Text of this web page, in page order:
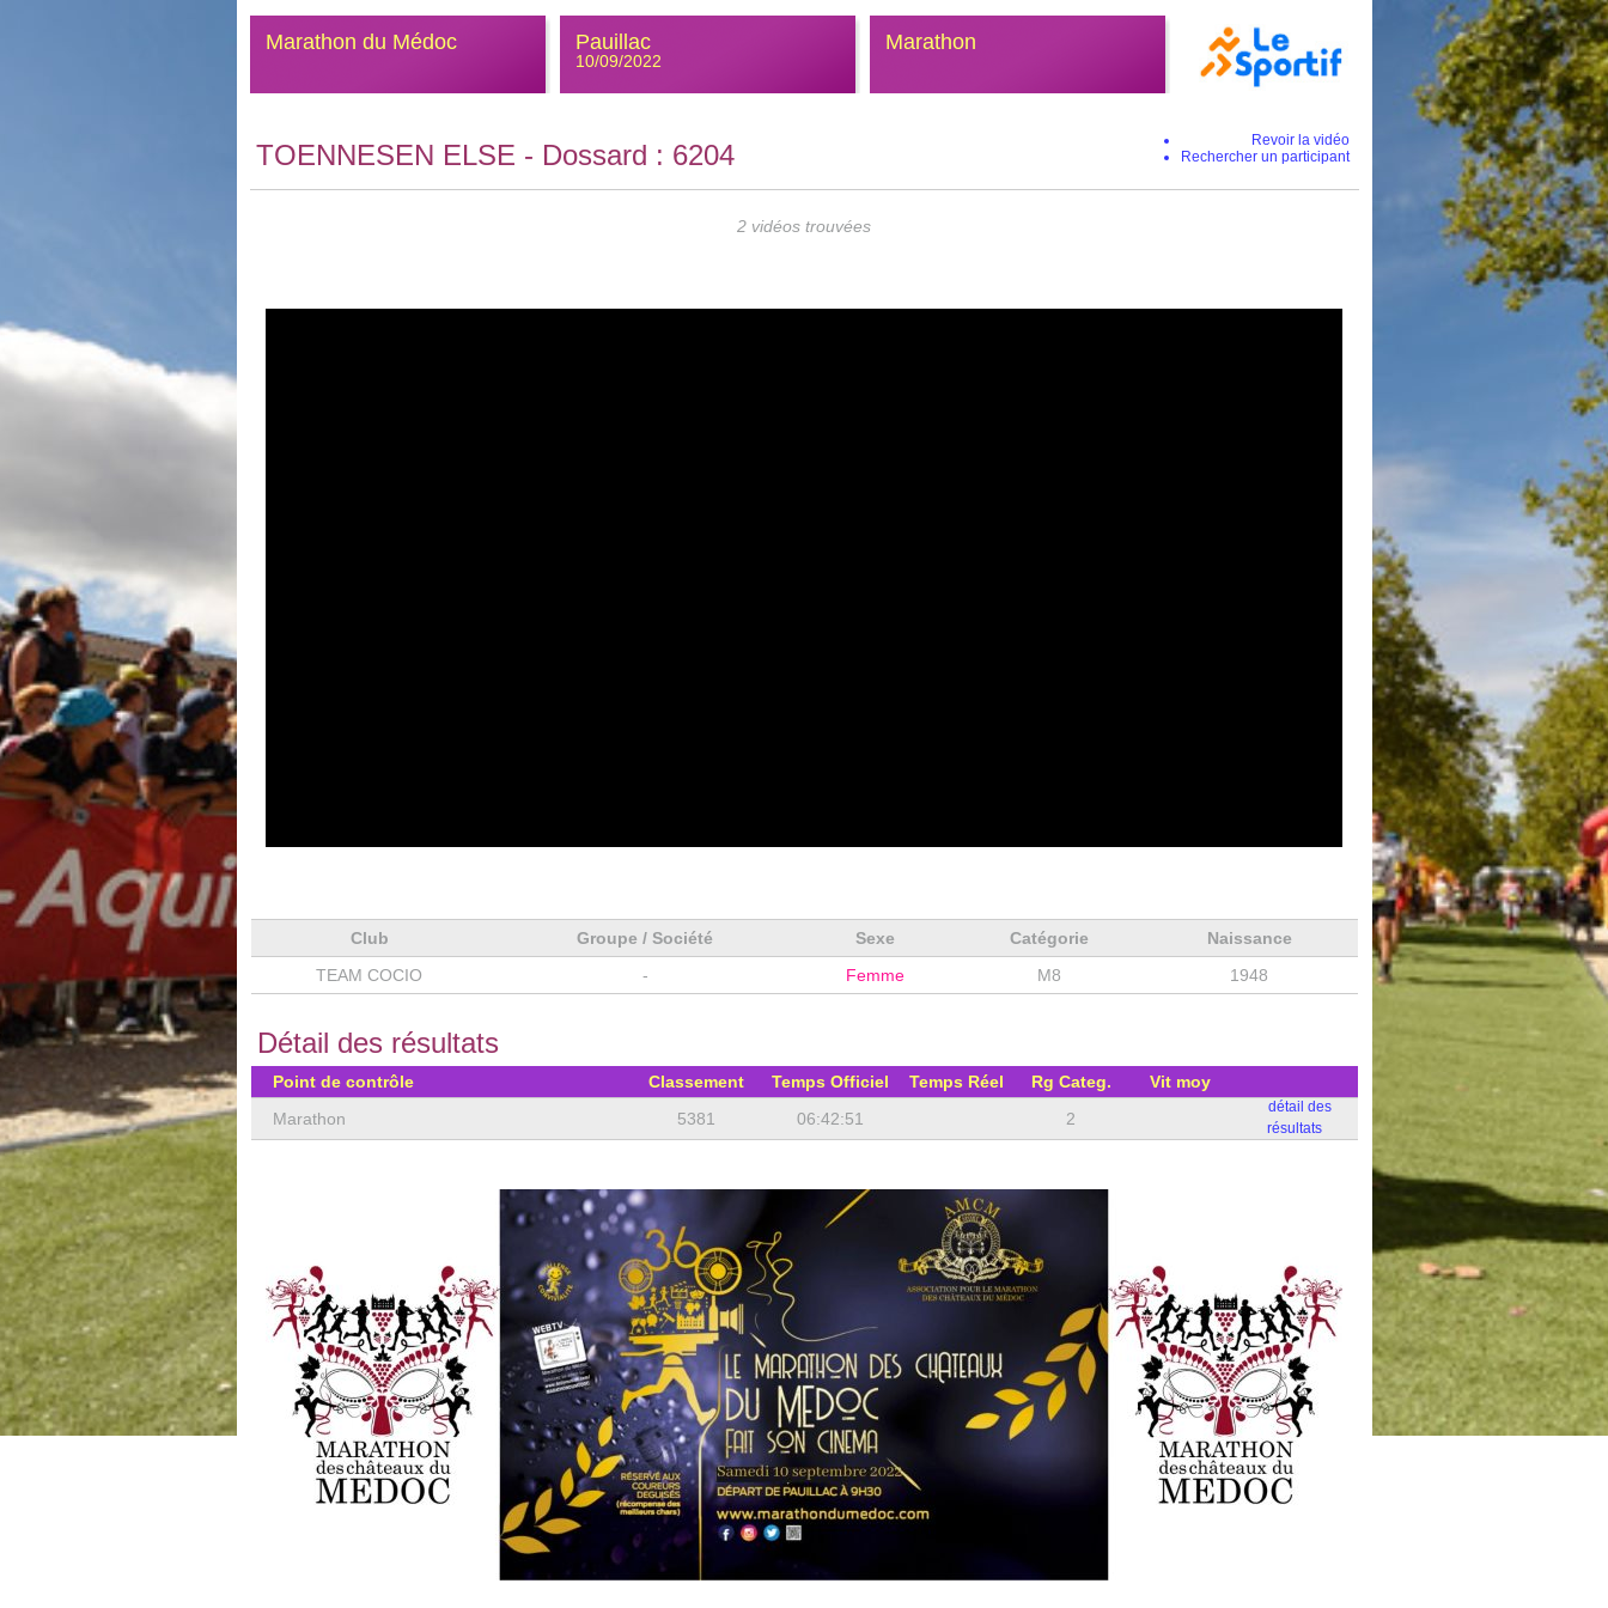
Marathon du Médoc Pauillac
10/09/2022
Marathon
TOENNESEN ELSE - Dossard : 6204
Revoir la vidéo
Rechercher un participant
2 vidéos trouvées
Club Groupe / Société Sexe Catégorie
Naissance
TEAM COCIO
- Femme M8 1948
Détail des résultats
Point de contrôle Classement Temps Officiel Temps Réel Rg Categ.
Vit moy
Marathon
5381 06:42:51 2
détail des
résultats